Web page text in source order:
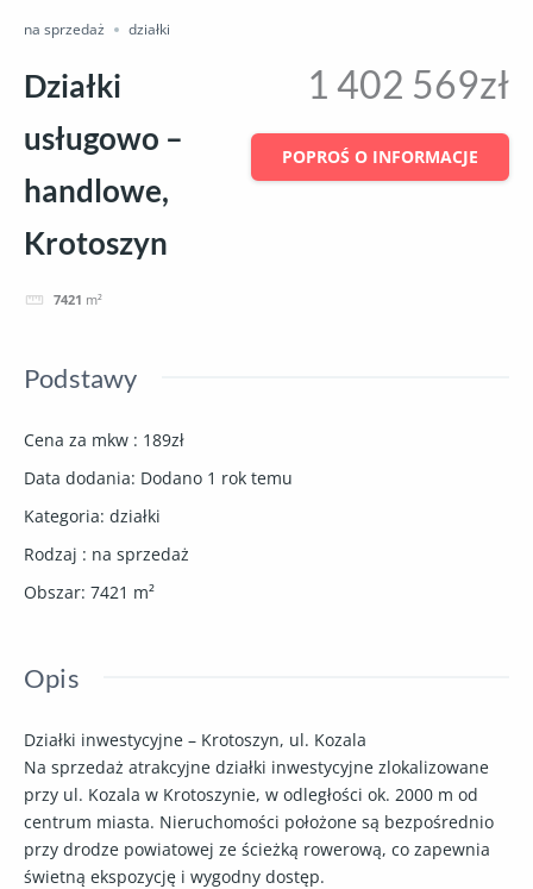
na sprzedaż działki
Działki
usługowo –
handlowe,
Krotoszyn
7421 m²
1 402 569zł
POPROŚ O INFORMACJE
Podstawy
Cena za mkw : 189zł
Data dodania: Dodano 1 rok temu
Kategoria: działki
Rodzaj : na sprzedaż
Obszar: 7421 m²
Opis
Działki inwestycyjne – Krotoszyn, ul. Kozala
Na sprzedaż atrakcyjne działki inwestycyjne zlokalizowane
przy ul. Kozala w Krotoszynie, w odległości ok. 2000 m od
centrum miasta. Nieruchomości położone są bezpośrednio
przy drodze powiatowej ze ścieżką rowerową, co zapewnia
świetną ekspozycję i wygodny dostęp.